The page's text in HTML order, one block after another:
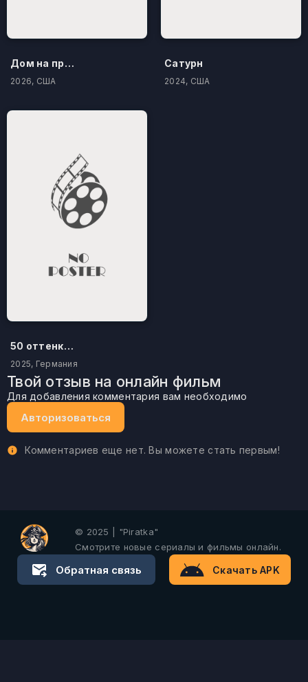
Дом на проклятом холме
2026, США
Сатурн
2024, США
50 оттенков бестселлера
2025, Германия
Твой отзыв на онлайн фильм
Для добавления комментария вам необходимо
Авторизоваться
Комментариев еще нет. Вы можете стать первым!
© 2025 | "Piratka"
Смотрите новые сериалы и фильмы онлайн.
Обратная связь Скачать APK